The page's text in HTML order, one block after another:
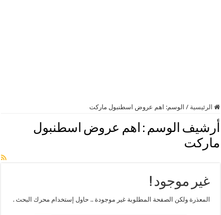
الرئيسية / الوسم: اهم عروض اسطنبول ماركت
أرشيف الوسم : اهم عروض اسطنبول
ماركت
غير موجود !
المعذرة ولكن الصفحة المطلوبة غير موجودة .. حاول إستخدام محرك البحث .